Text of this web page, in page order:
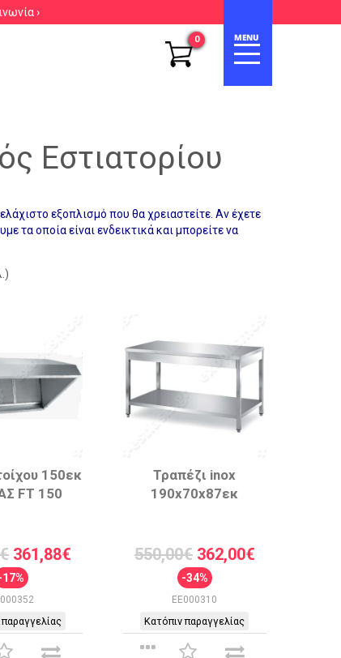
›
0
Εστιατορίου
εξοπλισμό που θα χρειαστείτε. Αν έχετε
τα οποία είναι ενδεικτικά και μπορείτε να
150εκ
FT 150
361,88€
17%
Τραπέζι inox
190x70x87εκ
550,00€ 362,00€
-34%
EE000310
Κατόπιν παραγγελίας